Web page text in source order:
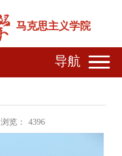
马克思主义学院
导航
浏览： 4396